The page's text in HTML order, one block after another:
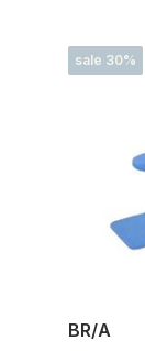
sale 30%
BR/A